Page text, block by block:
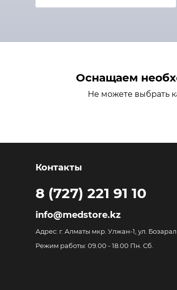
Оснащаем
Не можете выбрать
Контакты
8 (727) 221 91 10
info@medstore.kz
Адрес: г. Алматы мкр. Улжан-1, ул.
Режим работы: 09.00 - 18.00 Пн. Сб.